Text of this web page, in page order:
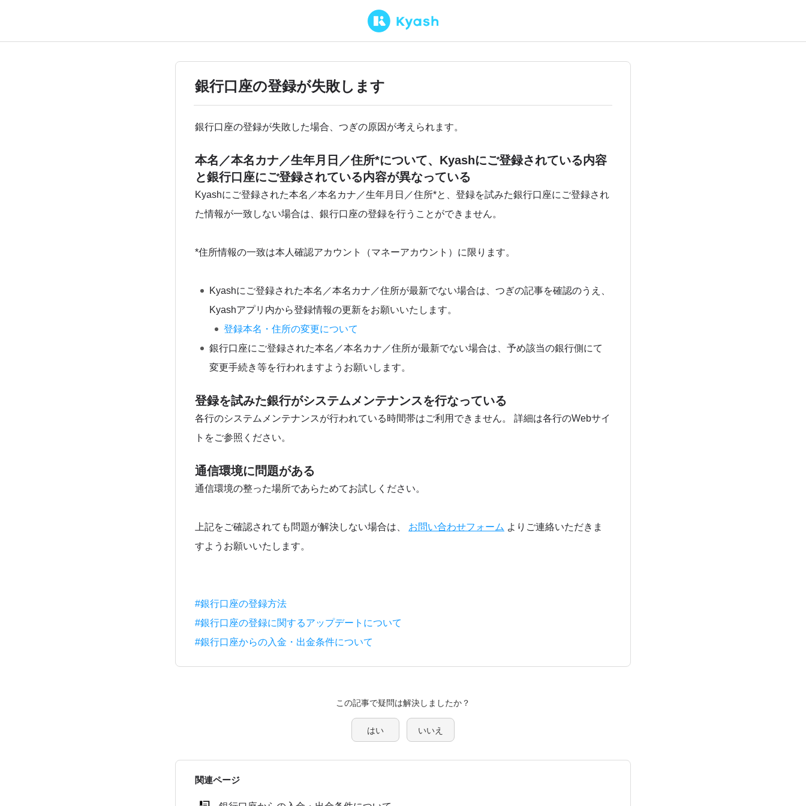
銀行口座の登録が失敗します
銀行口座の登録が失敗した場合、つぎの原因が考えられます。
本名／本名カナ／生年月日／住所*について、Kyashにご登録されている内容
と銀行口座にご登録されている内容が異なっている
Kyashにご登録された本名／本名カナ／生年月日／住所*と、登録を試みた銀行口座にご登録され
た情報が一致しない場合は、銀行口座の登録を行うことができません。
*住所情報の一致は本人確認アカウント（マネーアカウント）に限ります。
Kyashにご登録された本名／本名カナ／住所が最新でない場合は、つぎの記事を確認のうえ、
Kyashアプリ内から登録情報の更新をお願いいたします。
登録本名・住所の変更について
銀行口座にご登録された本名／本名カナ／住所が最新でない場合は、予め該当の銀行側にて
変更手続き等を行われますようお願いします。
登録を試みた銀行がシステムメンテナンスを行なっている
各行のシステムメンテナンスが行われている時間帯はご利用できません。 詳細は各行のWebサイ
トをご参照ください。
通信環境に問題がある
通信環境の整った場所であらためてお試しください。
上記をご確認されても問題が解決しない場合は、 お問い合わせフォーム よりご連絡いただきま
すようお願いいたします。
#銀行口座の登録方法
#銀行口座の登録に関するアップデートについて
#銀行口座からの入金・出金条件について
この記事で疑問は解決しましたか？
はい いいえ
関連ページ